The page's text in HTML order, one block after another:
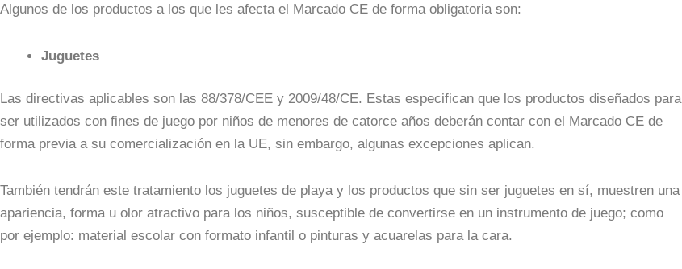
Algunos de los productos a los que les afecta el Marcado CE de forma obligatoria son:
Juguetes
Las directivas aplicables son las 88/378/CEE y 2009/48/CE. Estas especifican que los productos diseñados para
ser utilizados con fines de juego por niños de menores de catorce años deberán contar con el Marcado CE de
forma previa a su comercialización en la UE, sin embargo, algunas excepciones aplican.
También tendrán este tratamiento los juguetes de playa y los productos que sin ser juguetes en sí, muestren una
apariencia, forma u olor atractivo para los niños, susceptible de convertirse en un instrumento de juego; como
por ejemplo: material escolar con formato infantil o pinturas y acuarelas para la cara.